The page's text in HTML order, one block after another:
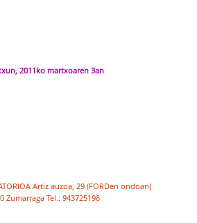
2011ko martxoaren 3an
Artiz auzoa, 29 (FORDen ondoan)
Zumarraga Tel.: 943725198